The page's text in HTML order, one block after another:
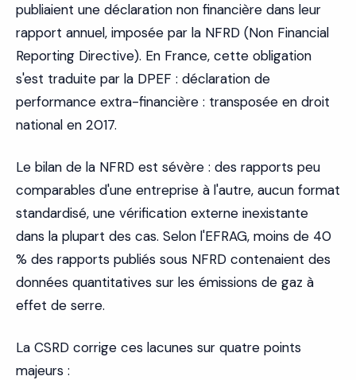
publiaient une déclaration non financière dans leur
rapport annuel, imposée par la NFRD (Non Financial
Reporting Directive). En France, cette obligation
s'est traduite par la DPEF : déclaration de
performance extra-financière : transposée en droit
national en 2017.
Le bilan de la NFRD est sévère : des rapports peu
comparables d'une entreprise à l'autre, aucun format
standardisé, une vérification externe inexistante
dans la plupart des cas. Selon l'EFRAG, moins de 40
% des rapports publiés sous NFRD contenaient des
données quantitatives sur les émissions de gaz à
effet de serre.
La CSRD corrige ces lacunes sur quatre points
majeurs :